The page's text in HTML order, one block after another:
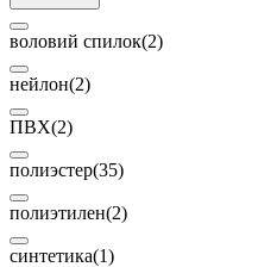
воловий спилок(2)
нейлон(2)
ПВХ(2)
полиэстер(35)
полиэтилен(2)
синтетика(1)